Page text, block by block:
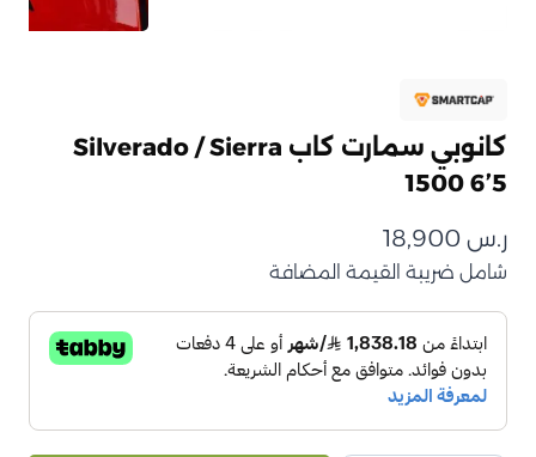
كانوبي سمارت كاب Silverado / Sierra
1500 6’5
ر.س
شامل ضريبة القيمة المضافة